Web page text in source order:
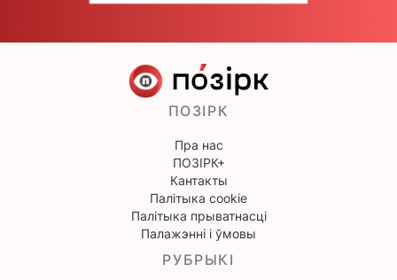
ПОЗІРК
Пра нас
ПОЗІРК+
Кантакты
Палітыка cookie
Палітыка прыватнасці
Палажэнні і ўмовы
РУБРЫКІ